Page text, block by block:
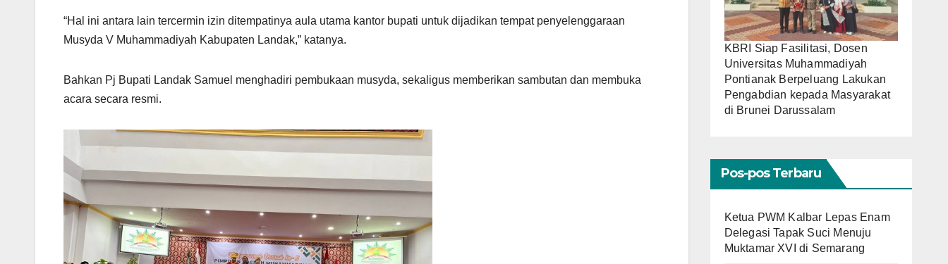
“Hal ini antara lain tercermin izin ditempatinya aula utama kantor bupati untuk dijadikan tempat penyelenggaraan
Musyda V Muhammadiyah Kabupaten Landak,” katanya.
Bahkan Pj Bupati Landak Samuel menghadiri pembukaan musyda, sekaligus memberikan sambutan dan membuka
acara secara resmi.
KBRI Siap Fasilitasi, Dosen
Universitas Muhammadiyah
Pontianak Berpeluang Lakukan
Pengabdian kepada Masyarakat
di Brunei Darussalam
Pos-pos Terbaru
Ketua PWM Kalbar Lepas Enam
Delegasi Tapak Suci Menuju
Muktamar XVI di Semarang